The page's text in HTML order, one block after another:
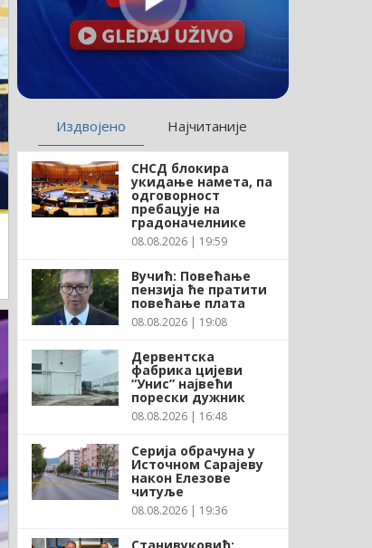
Издвојено Најчитаније
СНСД блокира
укидање намета, па
одговорност
пребацује на
градоначелнике
08.08.2026 | 19:59
Вучић: Повећање
пензија ће пратити
повећање плата
08.08.2026 | 19:08
Дервентска
фабрика цијеви
“Унис” највећи
порески дужник
08.08.2026 | 16:48
Серија обрачуна у
Источном Сарајеву
након Елезове
читуље
08.08.2026 | 19:36